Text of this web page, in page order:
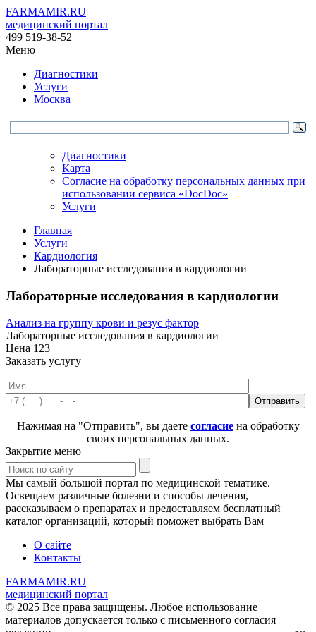
FARMAMIR.RU
медицинский портал
499 519-38-52
Меню
Диагностики
Услуги
Москва
Диагностики
Карта
Согласие на обработку персональных данных при
использовании сервиса «DocDoc»
Услуги
Главная
Услуги
Кардиология
Лабораторные исследования в кардиологии
Лабораторные исследования в кардиологии
Анализ на группу крови и резус фактор
Лабораторные исследования в кардиологии
Цена 123
Заказать услугу
Нажимая на "Отправить", вы даете согласиена обработку
своих персональных данных.
Закрытие меню
Мы самый большой портал по медицинской тематике.
Освещаем различные болезни и способы лечения,
рассказываем о препаратах и предоставляем бесплатный
каталог организаций, который поможет выбрать Вам
О сайте
Контакты
FARMAMIR.RU
медицинский портал
© 2025 Все права защищены. Любое использование
материалов допускается только с письменного согласия